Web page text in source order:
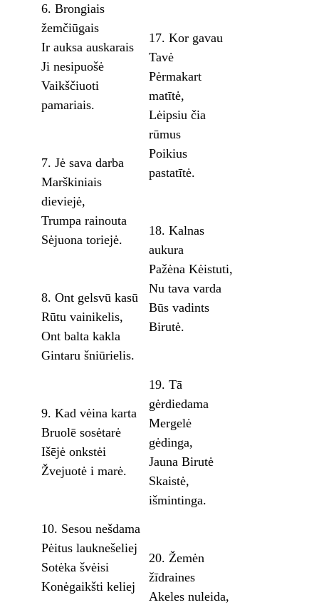
6. Brongiais
žemčiūgais
Ir auksa auskarais
Ji nesipuošė
Vaikščiuoti
pamariais.
7. Jė sava darba
Marškiniais
dieviejė,
Trumpa rainouta
Sėjuona toriejė.
8. Ont gelsvū kasū
Rūtu vainikelis,
Ont balta kakla
Gintaru šniūrielis.
9. Kad vėina karta
Bruolē sosėtarė
Išējė onkstėi
Žvejuotė i marė.
10. Sesou nešdama
Pėitus lauknešeliej
Sotėka švėisi
Konėgaikšti keliej
17. Kor gavau
Tavė
Pėrmakart
matītė,
Lėipsiu čia
rūmus
Poikius
pastatītė.
18. Kalnas
aukura
Pažėna Kėistuti,
Nu tava varda
Būs vadints
Birutė.
19. Tā
gėrdiedama
Mergelė
gėdinga,
Jauna Birutė
Skaistė,
išmintinga.
20. Žemėn
žīdraines
Akeles nuleida,